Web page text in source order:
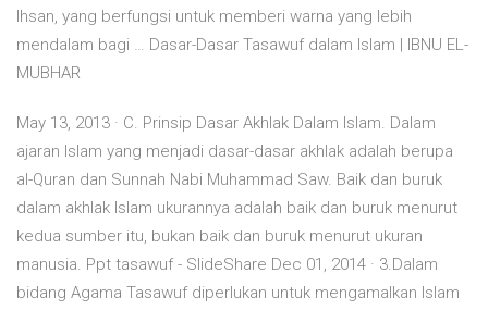
Ihsan, yang berfungsi untuk memberi warna yang lebih
mendalam bagi … Dasar-Dasar Tasawuf dalam Islam | IBNU EL-
MUBHAR
May 13, 2013 · C. Prinsip Dasar Akhlak Dalam Islam. Dalam
ajaran Islam yang menjadi dasar-dasar akhlak adalah berupa
al-Quran dan Sunnah Nabi Muhammad Saw. Baik dan buruk
dalam akhlak Islam ukurannya adalah baik dan buruk menurut
kedua sumber itu, bukan baik dan buruk menurut ukuran
manusia. Ppt tasawuf - SlideShare Dec 01, 2014 · 3.Dalam
bidang Agama Tasawuf diperlukan untuk mengamalkan Islam